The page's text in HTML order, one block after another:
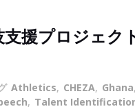
援プロジェク
Athletics, CHEZA, Ghana,
, Talent